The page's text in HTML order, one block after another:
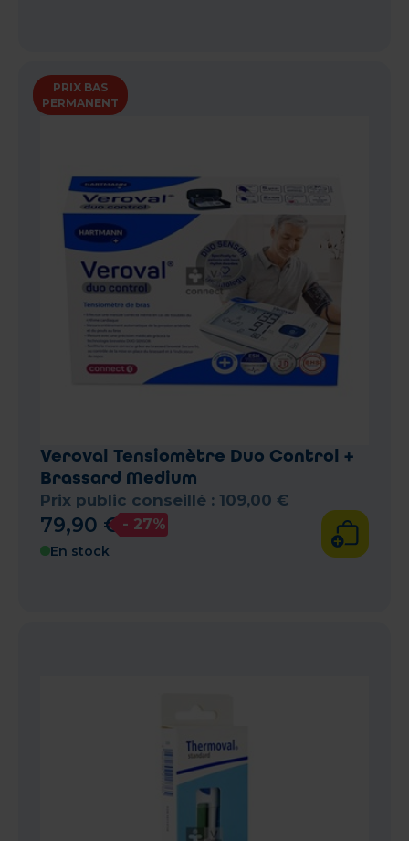
PRIX BAS
PERMANENT
Veroval Tensiomètre Duo Control +
Brassard Medium
Prix public conseillé : 109,00 €
79,90 € - 27%
En stock